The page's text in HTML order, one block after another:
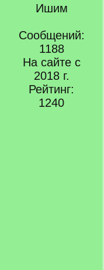
Ишим
Сообщений:
1188
На сайте с
2018 г.
Рейтинг:
1240